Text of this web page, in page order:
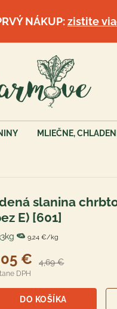
NÁKUP:zistite
MLIEČNE,
slanina
E) [601]
9,24 €/kg
€
DPH
4,69 €
DO KOŠÍKA